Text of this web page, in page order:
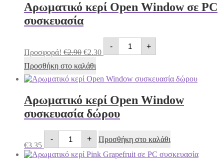
ποσότητα
Αρωματικό κερί Open Window σε PC
συσκευασία
Προσφορά! €2.90 price
€2.90.
€2.30τρέχουσα
€2.30.
-
Αρωματικό
κερί
Open
PC
ποσότητα
+
Προσθήκη στο καλάθι
Αρωματικό κερί Open Window
συσκευασία δώρου
€3.35
-
Αρωματικό
κερί
Open
Window
+ Προσθήκη στο καλάθι